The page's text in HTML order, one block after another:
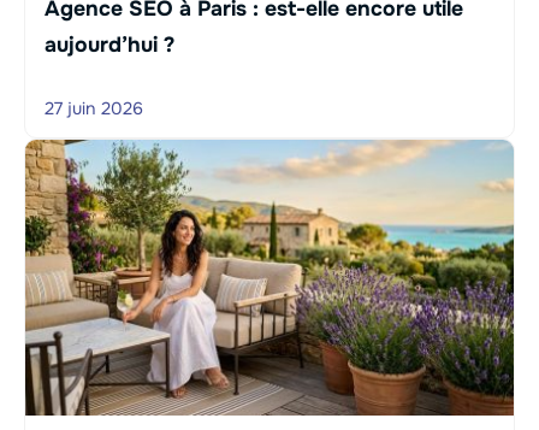
Agence SEO à Paris : est-elle encore utile
aujourd’hui ?
27 juin 2026